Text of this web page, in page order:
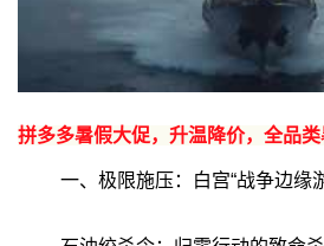
拼多多暑假大促，升温降价，全品
一、极限施压：白宫“战争边缘